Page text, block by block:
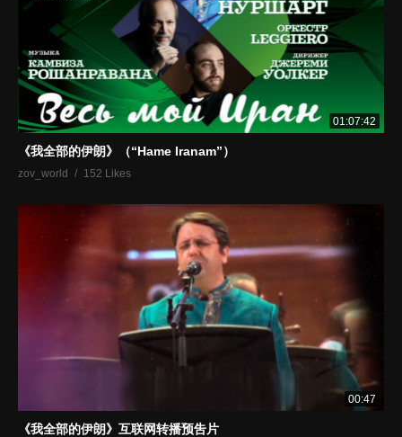
01:07:42
《我全部的伊朗》（“Hame Iranam”）
zov_world 152 Likes
00:47
《我全部的伊朗》互联网转播预吿片